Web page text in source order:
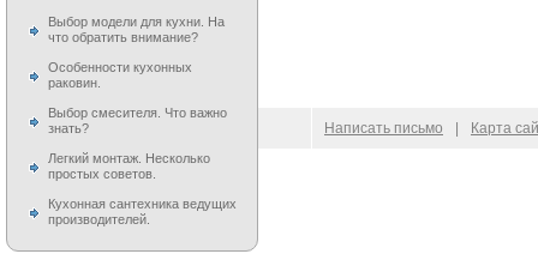
Выбор модели для кухни. На
что обратить внимание?
Особенности кухонных
раковин.
Выбор смесителя. Что важно
знать?
Легкий монтаж. Несколько
простых советов.
Кухонная сантехника ведущих
производителей.
© 2009–2026 Написать письмо Карта